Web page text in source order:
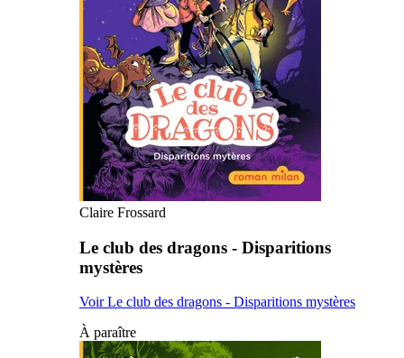
Claire Frossard
Le club des dragons - Disparitions
mystères
Voir Le club des dragons - Disparitions mystères
À paraître